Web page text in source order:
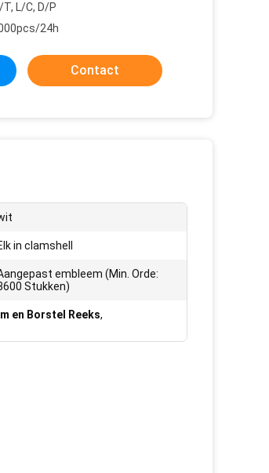
L/C, D/P
24h
Contact
in clamshell
embleem (Min. Orde:
Stukken)
en Borstel Reeks,